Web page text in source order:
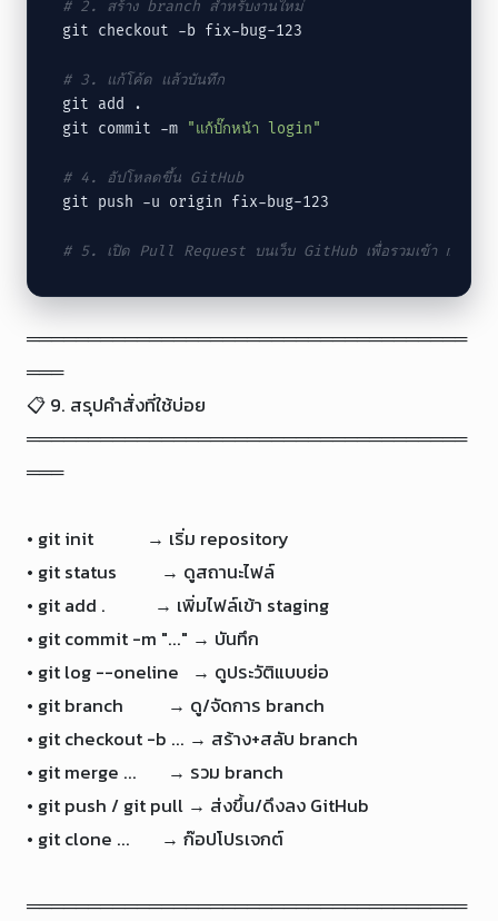
# 2. สร้าง branch สำหรับงานใหม่
git checkout -b fix-bug-123
# 3. แก้โค้ด แล้วบันทึก
git add .
git commit -m
"แก้บั๊กหน้า login"
# 4. อัปโหลดขึ้น GitHub
git push -u origin fix-bug-123
# 5. เปิด Pull Request บนเว็บ GitHub เพื่อรวมเข้า main
════════════════════════════════════
═══
📋 9. สรุปคำสั่งที่ใช้บ่อย
════════════════════════════════════
═══
• git init            → เริ่ม repository
• git status          → ดูสถานะไฟล์
• git add .           → เพิ่มไฟล์เข้า staging
• git commit -m "..." → บันทึก
• git log --oneline   → ดูประวัติแบบย่อ
• git branch          → ดู/จัดการ branch
• git checkout -b ... → สร้าง+สลับ branch
• git merge ...       → รวม branch
• git push / git pull → ส่งขึ้น/ดึงลง GitHub
• git clone ...       → ก๊อปโปรเจกต์
════════════════════════════════════